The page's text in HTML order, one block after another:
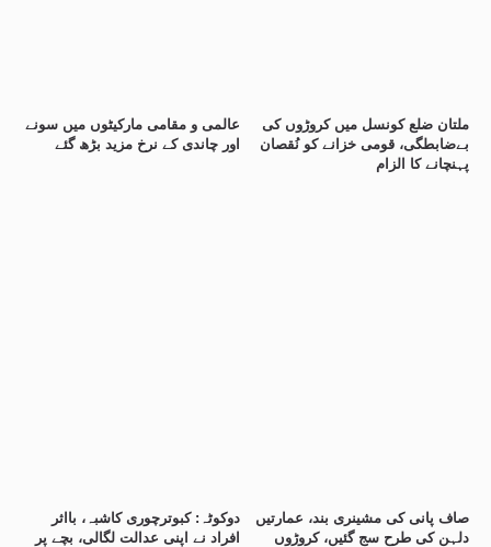
عالمی و مقامی مارکیٹوں میں سونے
اور چاندی کے نرخ مزید بڑھ گئے
ملتان ضلع کونسل میں کروڑوں کی
بےضابطگی، قومی خزانے کو نُقصان
پہنچانے کا الزام
دوکوٹہ: کبوترچوری کاشبہ، بااثر
افراد نے اپنی عدالت لگالی، بچے پر
صاف پانی کی مشینری بند، عمارتیں
دلہن کی طرح سج گئیں، کروڑوں